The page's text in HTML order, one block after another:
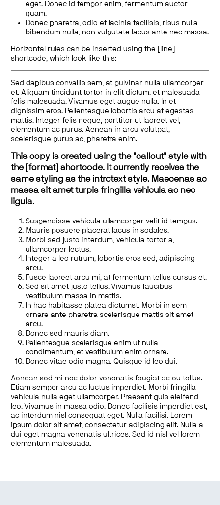
eget. Donec id tempor enim, fermentum auctor
quam.
Donec pharetra, odio et lacinia facilisis, risus nulla
bibendum nulla, non vulputate lacus ante nec massa.
Horizontal rules can be inserted using the [line]
shortcode, which look like this:
Sed dapibus convallis sem, at pulvinar nulla ullamcorper
et. Aliquam tincidunt tortor in elit dictum, et malesuada
felis malesuada. Vivamus eget augue nulla. In et
dignissim eros. Pellentesque lobortis arcu at egestas
mattis. Integer felis neque, porttitor ut laoreet vel,
elementum ac purus. Aenean in arcu volutpat,
scelerisque purus ac, pharetra enim.
This copy is created using the "callout" style with
the [format] shortcode. It currently receives the
same styling as the introtext style. Maecenas ac
massa sit amet turpis fringilla vehicula ac nec
ligula.
Suspendisse vehicula ullamcorper velit id tempus.
Mauris posuere placerat lacus in sodales.
Morbi sed justo interdum, vehicula tortor a,
ullamcorper lectus.
Integer a leo rutrum, lobortis eros sed, adipiscing
arcu.
Fusce laoreet arcu mi, at fermentum tellus cursus et.
Sed sit amet justo tellus. Vivamus faucibus
vestibulum massa in mattis.
In hac habitasse platea dictumst. Morbi in sem
ornare ante pharetra scelerisque mattis sit amet
arcu.
Donec sed mauris diam.
Pellentesque scelerisque enim ut nulla
condimentum, et vestibulum enim ornare.
Donec vitae odio magna. Quisque id leo dui.
Aenean sed mi nec dolor venenatis feugiat ac eu tellus.
Etiam semper arcu ac luctus imperdiet. Morbi fringilla
vehicula nulla eget ullamcorper. Praesent quis eleifend
leo. Vivamus in massa odio. Donec facilisis imperdiet est,
ac interdum nisl consequat eget. Nulla facilisi. Lorem
ipsum dolor sit amet, consectetur adipiscing elit. Nulla a
dui eget magna venenatis ultrices. Sed id nisl vel lorem
elementum malesuada.